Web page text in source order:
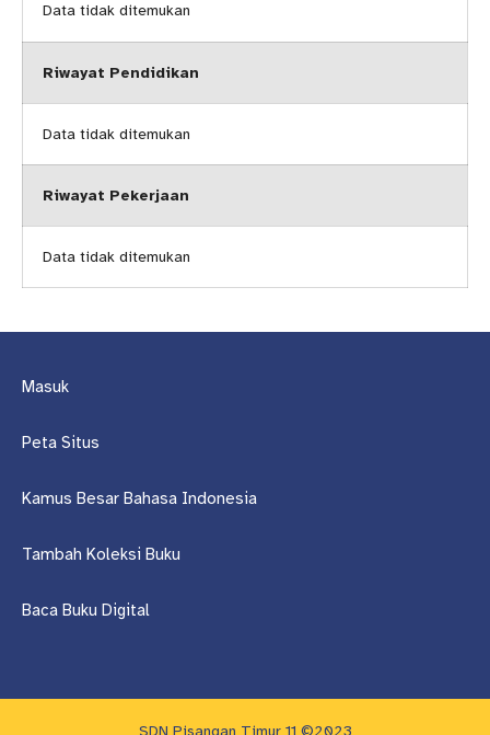
Data tidak ditemukan
Riwayat Pendidikan
Data tidak ditemukan
Riwayat Pekerjaan
Data tidak ditemukan
Masuk
Peta Situs
Kamus Besar Bahasa Indonesia
Tambah Koleksi Buku
Baca Buku Digital